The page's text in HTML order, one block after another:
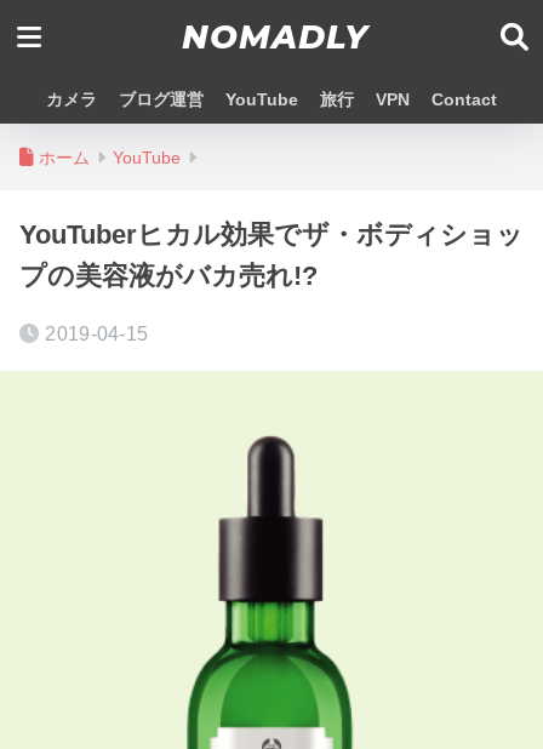
NOMADLY
カメラ ブログ運営 YouTube 旅行 VPN Contact
ホーム YouTube
YouTuberヒカル効果でザ・ボディショッ
プの美容液がバカ売れ!?
2019-04-15